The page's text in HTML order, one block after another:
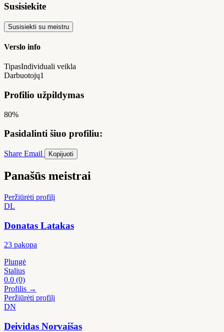
Susisiekite
Susisiekti su meistru
Verslo info
TipasIndividuali veikla
Darbuotojų1
Profilio užpildymas
80%
Pasidalinti šiuo profiliu:
Share Email Kopijuoti
Panašūs meistrai
Peržiūrėti profilį
DL
Donatas Latakas
23 pakopa
Plungė
Stalius
0.0 (0)
Profilis →
Peržiūrėti profilį
DN
Deividas Norvaišas